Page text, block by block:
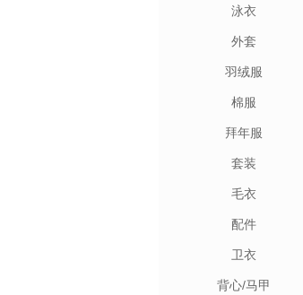
泳衣
外套
羽绒服
棉服
拜年服
套装
毛衣
配件
卫衣
背心/马甲